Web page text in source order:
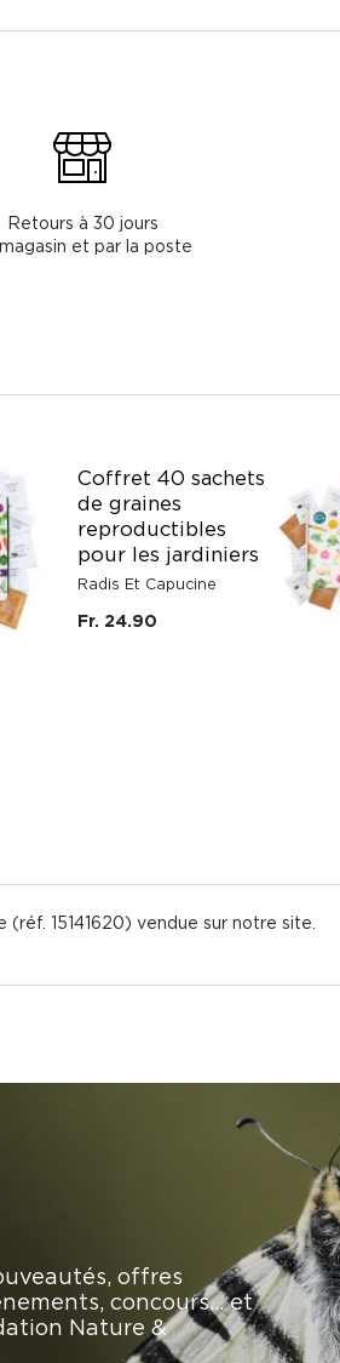
Retours à 30 jours
et par la poste
Coffret 40 sachets
de graines
reproductibles
pour les jardiniers
Radis Et Capucine
Fr. 24.90
15141620) vendue sur notre site.
offres
concours… et
Nature &